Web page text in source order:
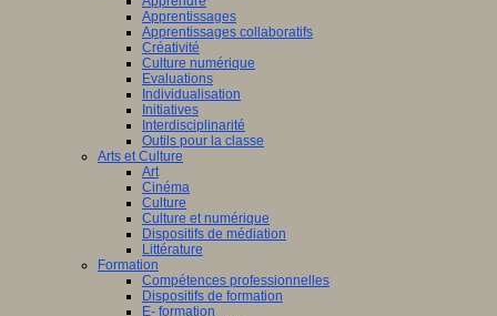
Apprentissages
Apprentissages collaboratifs
Créativité
Culture numérique
Evaluations
Individualisation
Initiatives
Interdisciplinarité
Outils pour la classe
Arts et Culture
Art
Cinéma
Culture
Culture et numérique
Dispositifs de médiation
Littérature
Formation
Compétences professionnelles
Dispositifs de formation
E- formation